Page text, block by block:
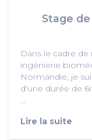
Stage
Dans le cadre
ingénierie
Normandie, je
d'une durée de
...
Lire la suite